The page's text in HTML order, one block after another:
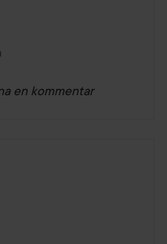
en kommentar
år